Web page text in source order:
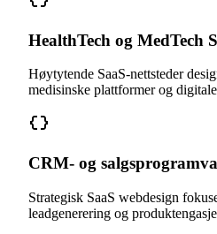
HealthTech og MedTech
Høytytende SaaS-nettsteder
medisinske plattformer og
CRM- og
Strategisk SaaS webdesign
leadgenerering og